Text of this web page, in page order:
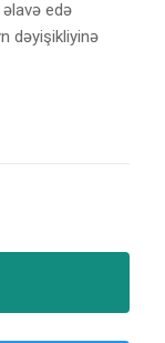
edə
dəyişikliyinə